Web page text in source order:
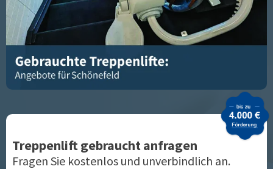
Treppenlift gebraucht anfragen
Fragen Sie kostenlos und unverbindlich an.